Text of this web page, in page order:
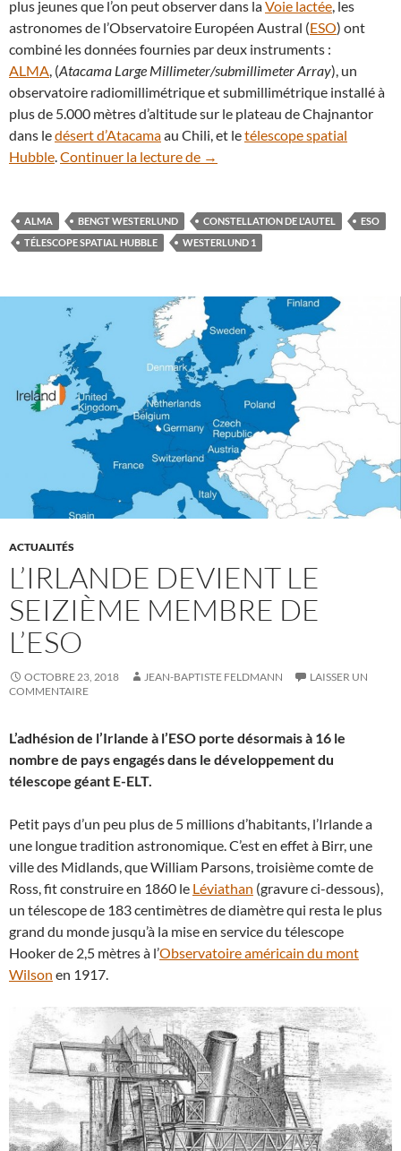
plus jeunes que l’on peut observer dans laVoie lactée, les
astronomes de l’Observatoire Européen Austral (ESO) ont
combiné les données fournies par deux instruments :
ALMA, (Atacama Large Millimeter/submillimeter Array), un
observatoire radiomillimétrique et submillimétrique installé à
plus de 5.000 mètres d’altitude sur le plateau de Chajnantor
dans ledésert d’Atacamaau Chili, et letélescope spatial
Hubble.Continuer la lecture de Westerlund 1, l’amas d’étoiles
→
ALMA BENGT WESTERLUND CONSTELLATION DE L'AUTEL
ESO
TÉLESCOPE SPATIAL HUBBLE
WESTERLUND 1
ACTUALITÉS
L’IRLANDE DEVIENT LE
SEIZIÈME MEMBRE DE
L’ESO
OCTOBRE 23, 2018 JEAN-BAPTISTE FELDMANN
LAISSER UN
COMMENTAIRE
L’adhésion de l’Irlande à l’ESO porte désormais à 16 le
nombre de pays engagés dans le développement du
télescope géant E-ELT.
Petit pays d’un peu plus de 5 millions d’habitants, l’Irlande a
une longue tradition astronomique. C’est en effet à Birr, une
ville des Midlands, que William Parsons, troisième comte de
Ross, fit construire en 1860 le Léviathan (gravure ci-dessous),
un télescope de 183 centimètres de diamètre qui resta le plus
grand du monde jusqu’à la mise en service du télescope
Hooker de 2,5 mètres à l’Observatoire américain du mont
Wilson en 1917.